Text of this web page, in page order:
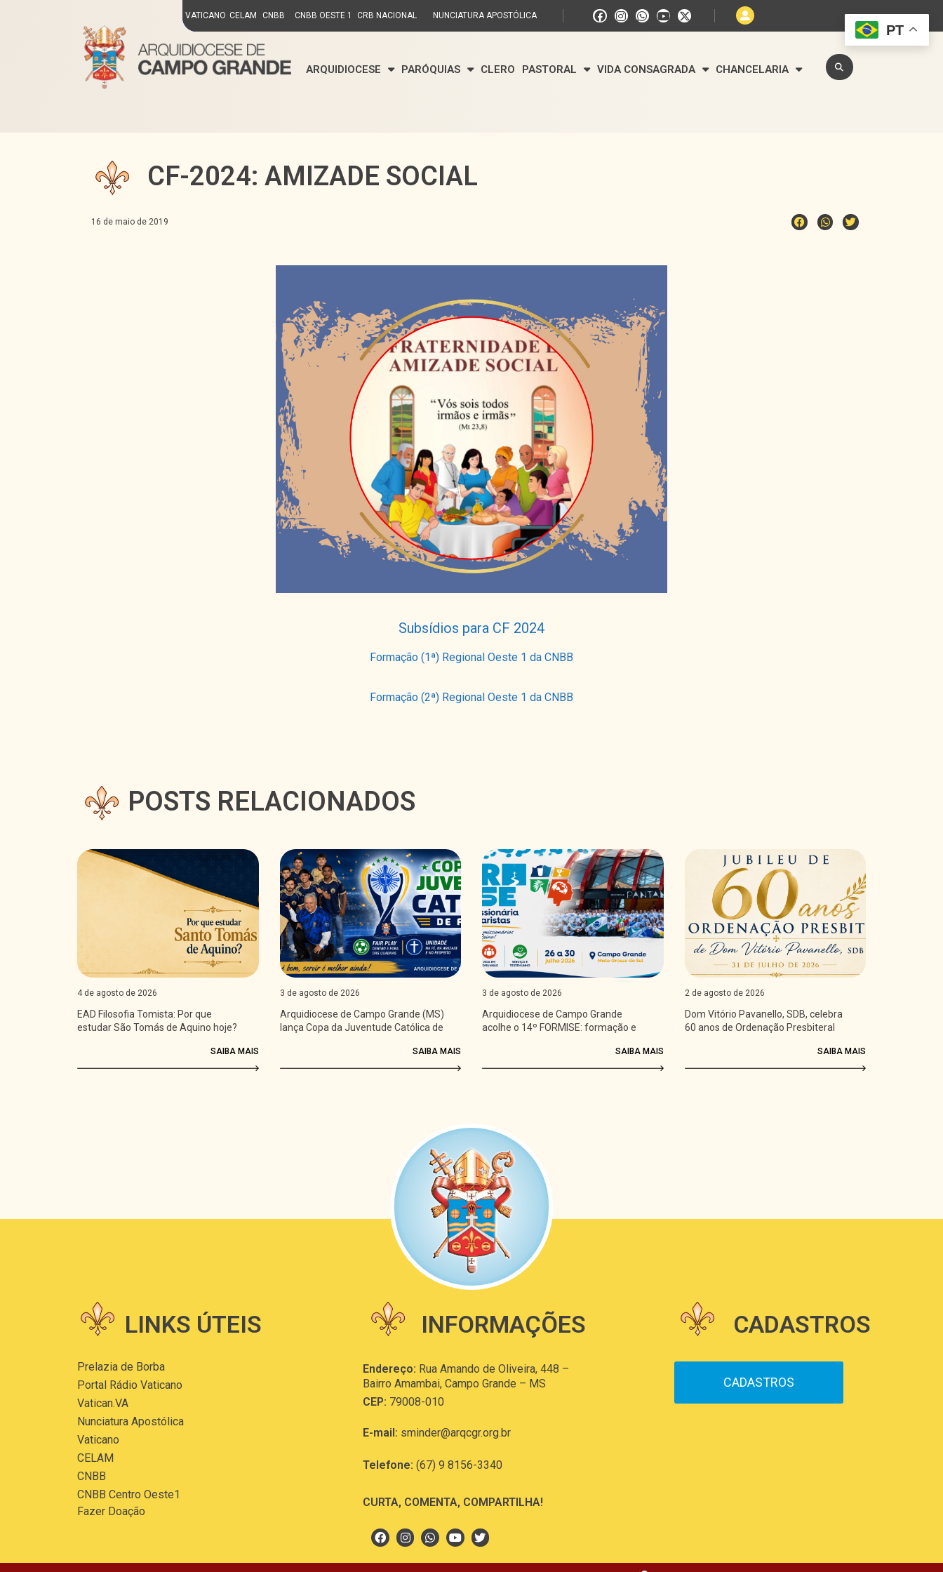
VATICANO CELAM CNBB CNBB OESTE 1 CRB NACIONAL NUNCIATURA APOSTÓLICA
ARQUIDIOCESE PARÓQUIAS CLERO PASTORAL VIDA CONSAGRADA CHANCELARIA
CF-2024: AMIZADE SOCIAL
16 de maio de 2019
Subsídios para CF 2024
Formação (1ª) Regional Oeste 1 da CNBB
Formação (2ª) Regional Oeste 1 da CNBB
POSTS RELACIONADOS
4 de agosto de 2026
EAD Filosofia Tomista: Por que
estudar São Tomás de Aquino hoje?
SAIBA MAIS
3 de agosto de 2026
Arquidiocese de Campo Grande (MS)
lança Copa da Juventude Católica de
SAIBA MAIS
3 de agosto de 2026
Arquidiocese de Campo Grande
acolhe o 14º FORMISE: formação e
SAIBA MAIS
2 de agosto de 2026
Dom Vitório Pavanello, SDB, celebra
60 anos de Ordenação Presbiteral
SAIBA MAIS
LINKS ÚTEIS INFORMAÇÕES CADASTROS
Prelazia de Borba
Portal Rádio Vaticano
Vatican.VA
Nunciatura Apostólica
Vaticano
CELAM
CNBB
CNBB Centro Oeste1
Fazer Doação
Endereço: Rua Amando de Oliveira, 448 –
Bairro Amambai, Campo Grande – MS
CEP: 79008-010
E-mail: sminder@arqcgr.org.br
Telefone: (67) 9 8156-3340
CURTA, COMENTA, COMPARTILHA!
CADASTROS
PT